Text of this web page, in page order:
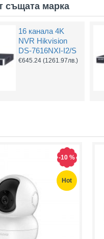
POE захранване
за IP камери
€22.20(43.42лв.)
същата марка
16 канала 4K
NVR Hikvision
DS-7616NXI-I2/S
€645.24 (1261.97лв.)
Hot
-10 %